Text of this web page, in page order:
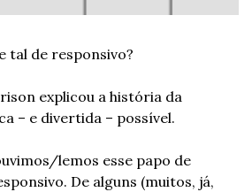
tal de responsivo?
explicou a história da
– e divertida – possível.
lemos esse papo de
De alguns (muitos, já,